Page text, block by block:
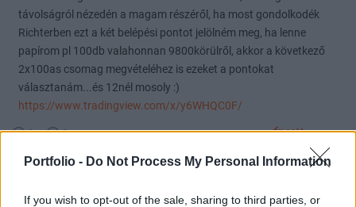
Portfolio - Do Not Process My Personal Information
If you wish to opt-out of the sale, sharing to third parties, or
távolságról nézedén a magam részéről, ha most gondolkodék
Richterben ezt a két belépési pontot jelölném meg, ha lenne
papírom pl 100db valahonnan 9800körülről, akkor a következő
2x100as csomag megvételéhez is ezeket a pontokat
választanám...és 12nél mosoly :)
https://www.tradingview.com/x/y6WHQC0F/
1 0 Válasz erre